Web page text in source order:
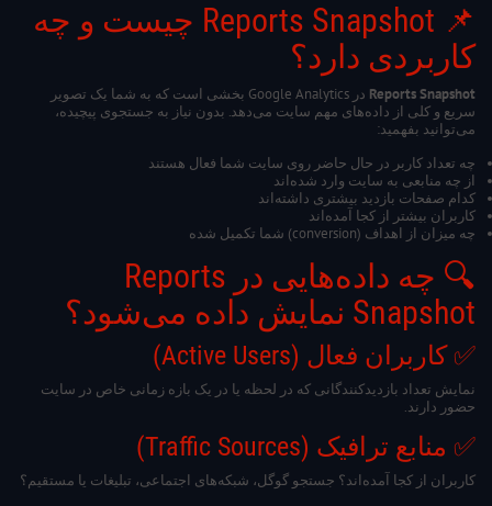
📌 Reports Snapshot چیست و چه
کاربردی دارد؟
Reports Snapshot
در Google Analytics بخشی است که به شما یک تصویر
سریع و کلی از داده‌های مهم سایت می‌دهد. بدون نیاز به جستجوی پیچیده،
می‌توانید بفهمید:
چه تعداد کاربر در حال حاضر روی سایت شما فعال هستند
از چه منابعی به سایت وارد شده‌اند
کدام صفحات بازدید بیشتری داشته‌اند
کاربران بیشتر از کجا آمده‌اند
چه میزان از اهداف (conversion) شما تکمیل شده
🔍 چه داده‌هایی در Reports
Snapshot نمایش داده می‌شود؟
✅ کاربران فعال (Active Users)
نمایش تعداد بازدیدکنندگانی که در لحظه یا در یک بازه زمانی خاص در سایت
حضور دارند.
✅ منابع ترافیک (Traffic Sources)
کاربران از کجا آمده‌اند؟ جستجو گوگل، شبکه‌های اجتماعی، تبلیغات یا مستقیم؟